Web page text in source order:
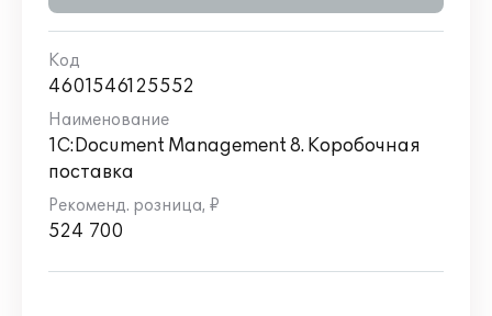
4601546125552
1C:Document Management 8. Коробочная
поставка
524 700